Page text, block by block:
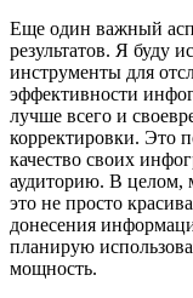
Еще один важный
результатов. Я буду
инструменты для
эффективности
лучше всего и
корректировки. Это
качество своих
аудиторию. В целом,
это не просто
донесения
планирую
мощность.